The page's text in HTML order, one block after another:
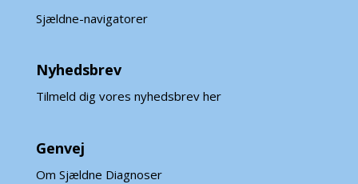
Sjældne-navigatorer
Nyhedsbrev
Tilmeld dig vores nyhedsbrev her
Genvej
Om Sjældne Diagnoser